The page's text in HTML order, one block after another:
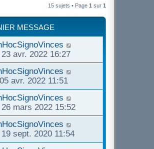
15 sujets • Page 1 sur 1
MESSAGE
avr. 2022 16:27
avr. 2022 11:51
mars 2022 15:52
sept. 2020 11:54